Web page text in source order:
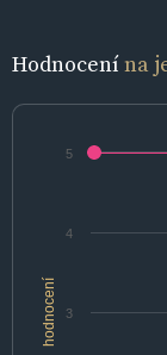
Hodnocenína
hodnocení 3
4
5